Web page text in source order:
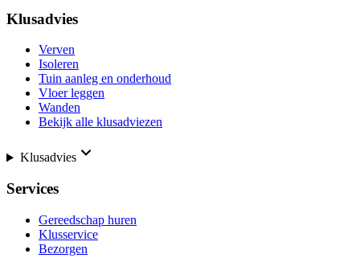
Klusadvies
Verven
Isoleren
Tuin aanleg en onderhoud
Vloer leggen
Wanden
Bekijk alle klusadviezen
Klusadvies
Services
Gereedschap huren
Klusservice
Bezorgen